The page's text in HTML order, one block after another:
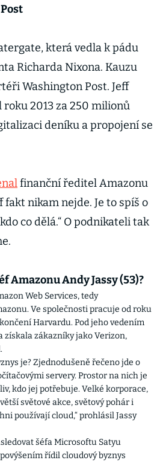
která vedla k pádu
Richarda Nixona. Kauzu
Washington Post. Jeff
roku 2013 za 250 milionů
deníku a propojení se
finanční ředitel Amazonu
fakt nikam nejde. Je to spíš o
co dělá.“ O podnikateli tak
Amazonu Andy Jassy (53)?
Web Services, tedy
Ve společnosti pracuje od roku
Harvardu. Pod jeho vedením
získala zákazníky jako Verizon,
je? Zjednodušeně řečeno jde o
servery. Prostor na nich je
kdo jej potřebuje. Velké korporace,
světové akce, světový pohár i
používají cloud,“ prohlásil Jassy
šéfa Microsoftu Satyu
řídil cloudový byznys